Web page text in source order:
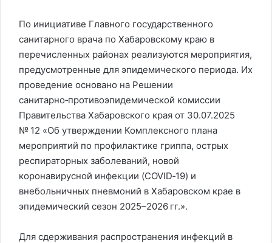
По инициативе Главного государственного
санитарного врача по Хабаровскому краю в
перечисленных районах реализуются мероприятия,
предусмотренные для эпидемического периода. Их
проведение основано на Решении
санитарно‑противоэпидемической комиссии
Правительства Хабаровского края от 30.07.2025
№ 12 «Об утверждении Комплексного плана
мероприятий по профилактике гриппа, острых
респираторных заболеваний, новой
коронавирусной инфекции (COVID‑19) и
внебольничных пневмоний в Хабаровском крае в
эпидемический сезон 2025–2026 гг.».
Для сдерживания распространения инфекций в